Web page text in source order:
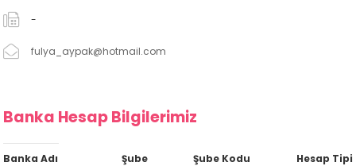
-
fulya_aypak@hotmail.com
Banka Hesap Bilgilerimiz
Banka Adı
Şube
Şube Kodu
Hesap Tipi